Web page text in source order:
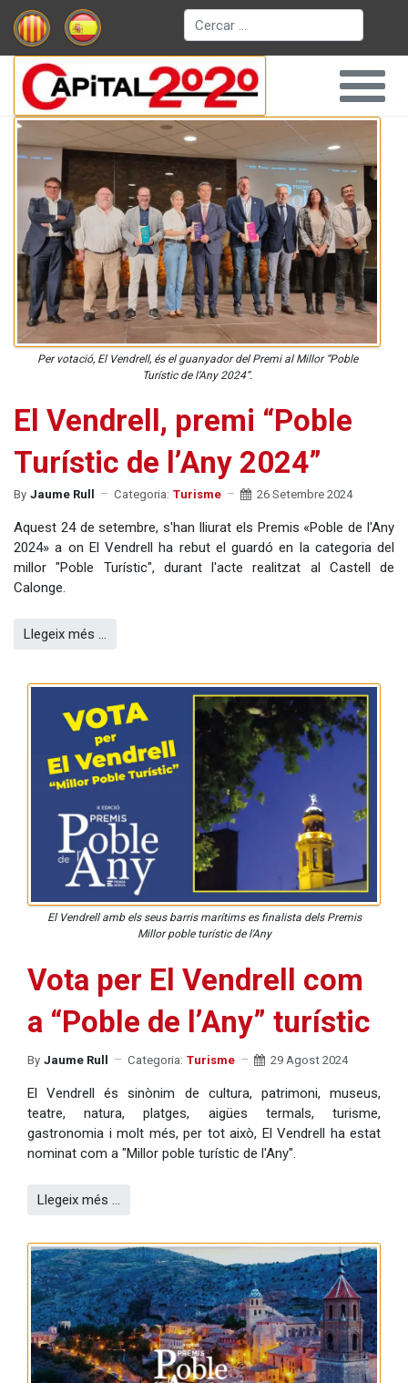
Cerca
Per votació, El Vendrell, és el guanyador del Premi al Millor “Poble
Turístic de l’Any 2024”.
El Vendrell, premi “Poble
Turístic de l’Any 2024”
By Jaume Rull Categoria: Turisme 26 Setembre 2024
Aquest 24 de setembre, s'han lliurat els Premis «Poble de l'Any
2024» a on El Vendrell ha rebut el guardó en la categoria del
millor "Poble Turístic", durant l'acte realitzat al Castell de
Calonge.
Llegeix més …
El Vendrell amb els seus barris marítims es finalista dels Premis
Millor poble turístic de l'Any
Vota per El Vendrell com
a “Poble de l’Any” turístic
By Jaume Rull Categoria: Turisme 29 Agost 2024
El Vendrell és sinònim de cultura, patrimoni, museus,
teatre, natura, platges, aigües termals, turisme,
gastronomia i molt més, per tot això, El Vendrell ha estat
nominat com a "Millor poble turístic de l'Any".
Llegeix més …